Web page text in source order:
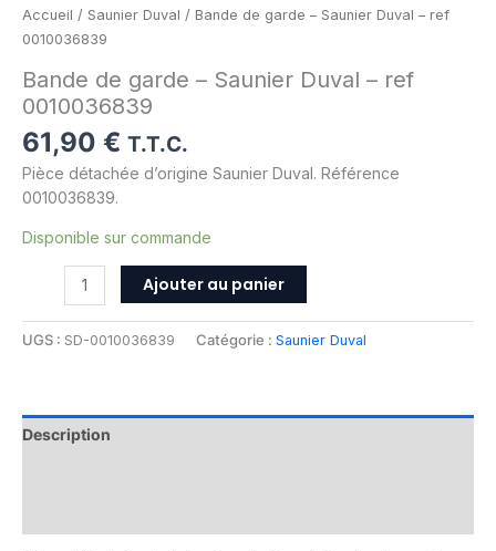
Accueil / Saunier Duval / Bande de garde – Saunier Duval – ref
0010036839
Bande de garde – Saunier Duval – ref
0010036839
61,90 € T.T.C.
Pièce détachée d’origine Saunier Duval. Référence
0010036839.
Disponible sur commande
Ajouter au panier
UGS : SD-0010036839 Catégorie : Saunier Duval
Description